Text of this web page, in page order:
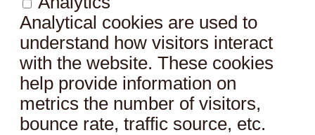
Analytical cookies are used to
understand how visitors interact
with the website. These cookies
help provide information on
metrics the number of visitors,
bounce rate, traffic source, etc.